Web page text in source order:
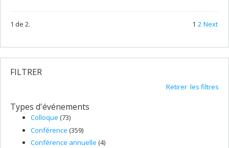
1 de 2. 1 2 Next
FILTRER
Retirer les filtres
Types d'événements
Colloque (73)
Conférence (359)
Conférence annuelle (4)